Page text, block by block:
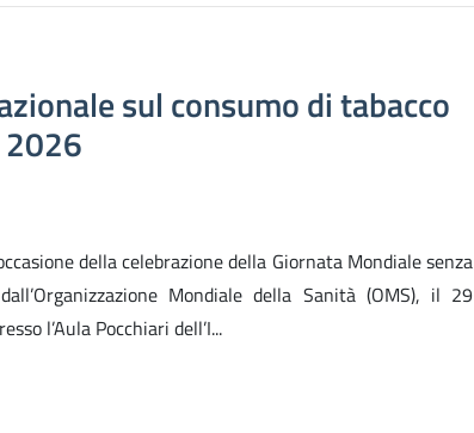
sul consumo di tabacco
della celebrazione della Giornata Mondiale senza
Mondiale della Sanità (OMS), il 29
l’Aula Pocchiari dell’I...